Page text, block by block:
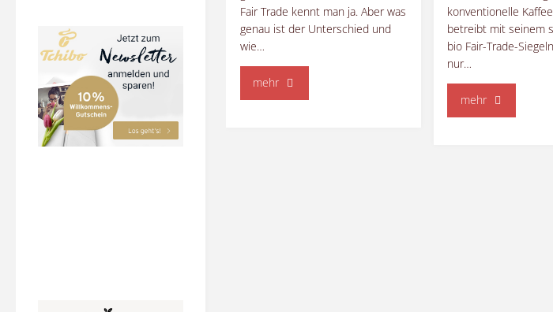
Fair Trade kennt man ja. Aber was
genau ist der Unterschied und
wie…
mehr"Süßmund
konventionelle
betreibt mit seinem
bio Fair-Trade-
nur…
mehr"Kolonialer